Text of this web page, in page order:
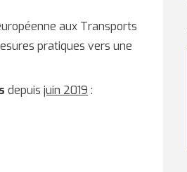
aux Transports
pratiques vers une
depuisjuin 2019 :